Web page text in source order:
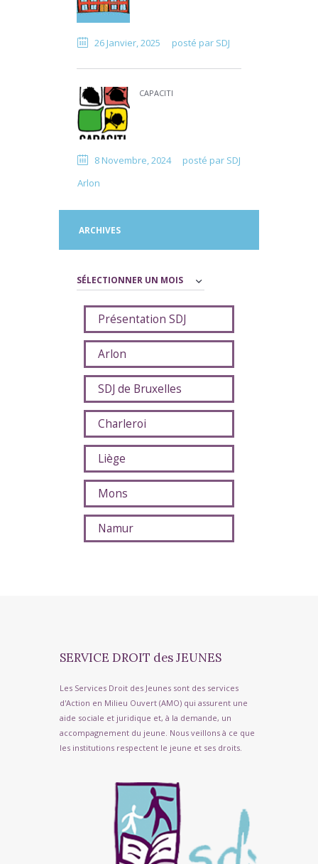
26 Janvier, 2025 posté par SDJ
CAPACITI
8 Novembre, 2024 posté par SDJ
Arlon
ARCHIVES
Archives
Présentation SDJ
Arlon
SDJ de Bruxelles
Charleroi
Liège
Mons
Namur
SERVICE DROIT des JEUNES
Les Services Droit des Jeunes sont des services
d'Action en Milieu Ouvert (AMO) qui assurent une
aide sociale et juridique et, à la demande, un
accompagnement du jeune. Nous veillons à ce que
les institutions respectent le jeune et ses droits.